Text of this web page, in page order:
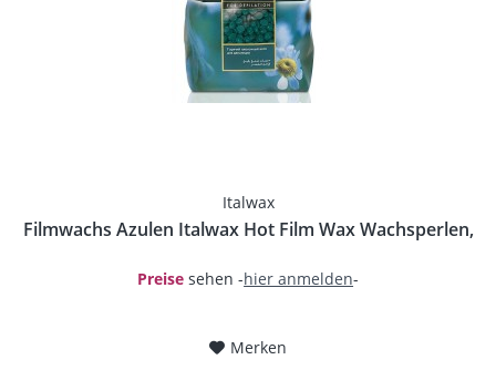
Italwax
Filmwachs Azulen Italwax Hot Film Wax Wachsperlen,
Preise sehen -hier anmelden-
Merken